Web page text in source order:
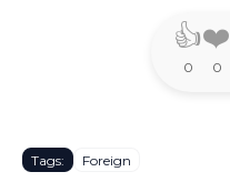
👍
0
❤️
0
Tags: Foreign